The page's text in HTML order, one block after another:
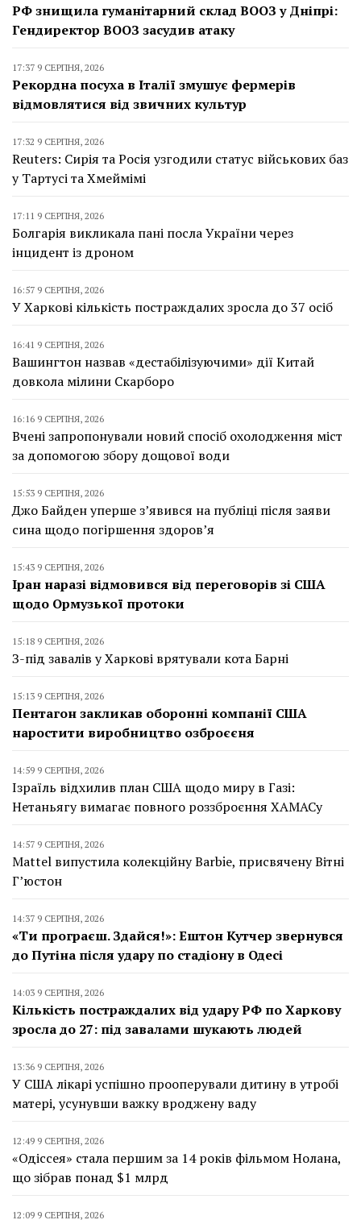
РФ знищила гуманітарний склад ВООЗ у Дніпрі:
Гендиректор ВООЗ засудив атаку
17:37 9 СЕРПНЯ, 2026
Рекордна посуха в Італії змушує фермерів
відмовлятися від звичних культур
17:32 9 СЕРПНЯ, 2026
Reuters: Сирія та Росія узгодили статус військових баз
у Тартусі та Хмеймімі
17:11 9 СЕРПНЯ, 2026
Болгарія викликала пані посла України через
інцидент із дроном
16:57 9 СЕРПНЯ, 2026
У Харкові кількість постраждалих зросла до 37 осіб
16:41 9 СЕРПНЯ, 2026
Вашингтон назвав «дестабілізуючими» дії Китай
довкола мілини Скарборо
16:16 9 СЕРПНЯ, 2026
Вчені запропонували новий спосіб охолодження міст
за допомогою збору дощової води
15:53 9 СЕРПНЯ, 2026
Джо Байден уперше з’явився на публіці після заяви
сина щодо погіршення здоров’я
15:43 9 СЕРПНЯ, 2026
Іран наразі відмовився від переговорів зі США
щодо Ормузької протоки
15:18 9 СЕРПНЯ, 2026
З-під завалів у Харкові врятували кота Барні
15:13 9 СЕРПНЯ, 2026
Пентагон закликав оборонні компанії США
наростити виробництво озброєєня
14:59 9 СЕРПНЯ, 2026
Ізраїль відхилив план США щодо миру в Газі:
Нетаньягу вимагає повного роззброєння ХАМАСу
14:57 9 СЕРПНЯ, 2026
Mattel випустила колекційну Barbie, присвячену Вітні
Г’юстон
14:37 9 СЕРПНЯ, 2026
«Ти програєш. Здайся!»: Ештон Кутчер звернувся
до Путіна після удару по стадіону в Одесі
14:03 9 СЕРПНЯ, 2026
Кількість постраждалих від удару РФ по Харкову
зросла до 27: під завалами шукають людей
13:36 9 СЕРПНЯ, 2026
У США лікарі успішно прооперували дитину в утробі
матері, усунувши важку вроджену ваду
12:49 9 СЕРПНЯ, 2026
«Одіссея» стала першим за 14 років фільмом Нолана,
що зібрав понад $1 млрд
12:09 9 СЕРПНЯ, 2026